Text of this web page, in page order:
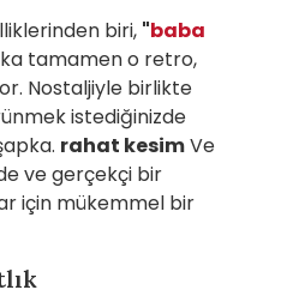
biri, "baba
tamamen o retro,
Nostaljiyle birlikte
istediğinizde
rahat kesimVe
ve gerçekçi bir
için mükemmel bir